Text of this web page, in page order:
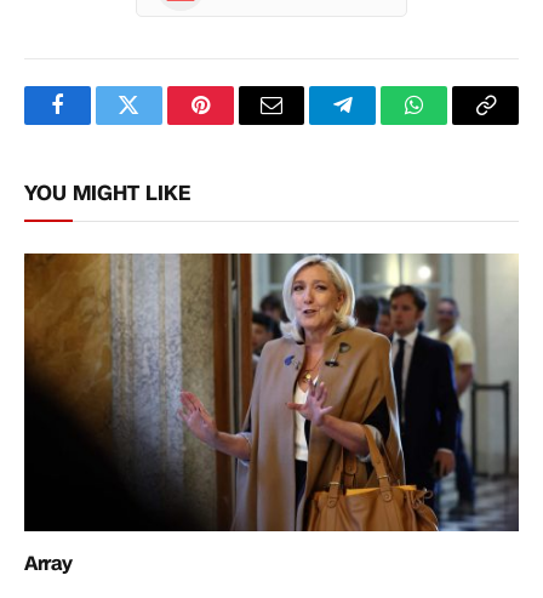
FacebookTwitterPinterestEmail TelegramWhatsApp
Copy
YOU MIGHT LIKE
Array